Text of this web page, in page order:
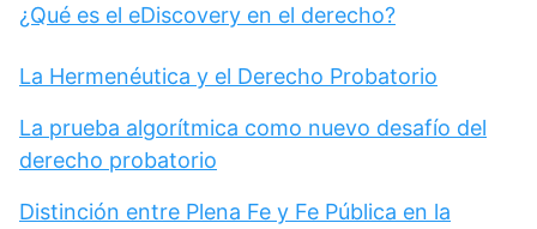
¿Qué es el eDiscovery en el derecho?
La Hermenéutica y el Derecho Probatorio
La prueba algorítmica como nuevo desafío del
derecho probatorio
Distinción entre Plena Fe y Fe Pública en la